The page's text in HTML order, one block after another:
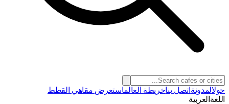
حولالمدونة اتصل بناخريطة العالماستعرض مقاهي القطط
اللغة العربية